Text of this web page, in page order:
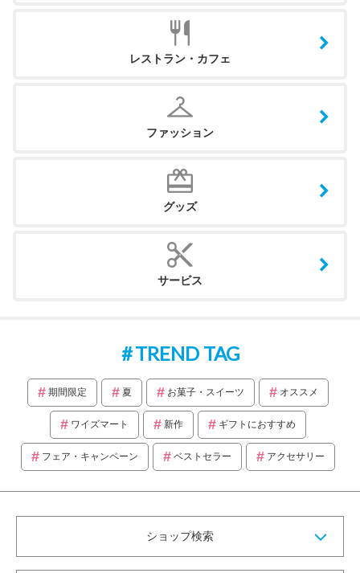
レストラン・カフェ
ファッション
グッズ
サービス
TREND TAG
期間限定 夏 お菓子・スイーツ オススメ
ワイズマート 新作 ギフトにおすすめ
フェア・キャンペーン ベストセラー アクセサリー
ショップ検索